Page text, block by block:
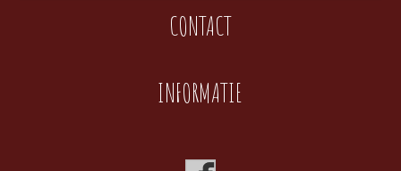
CONTACT
INFORMATIE